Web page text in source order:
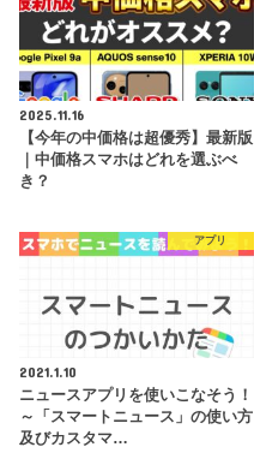
2025.11.16
【今年の中価格は超優秀】最新版
｜中価格スマホはどれを選ぶべ
き？
アプリ
2021.1.10
ニュースアプリを使いこなそう！
～「スマートニュース」の使い方
及びカスタマ…